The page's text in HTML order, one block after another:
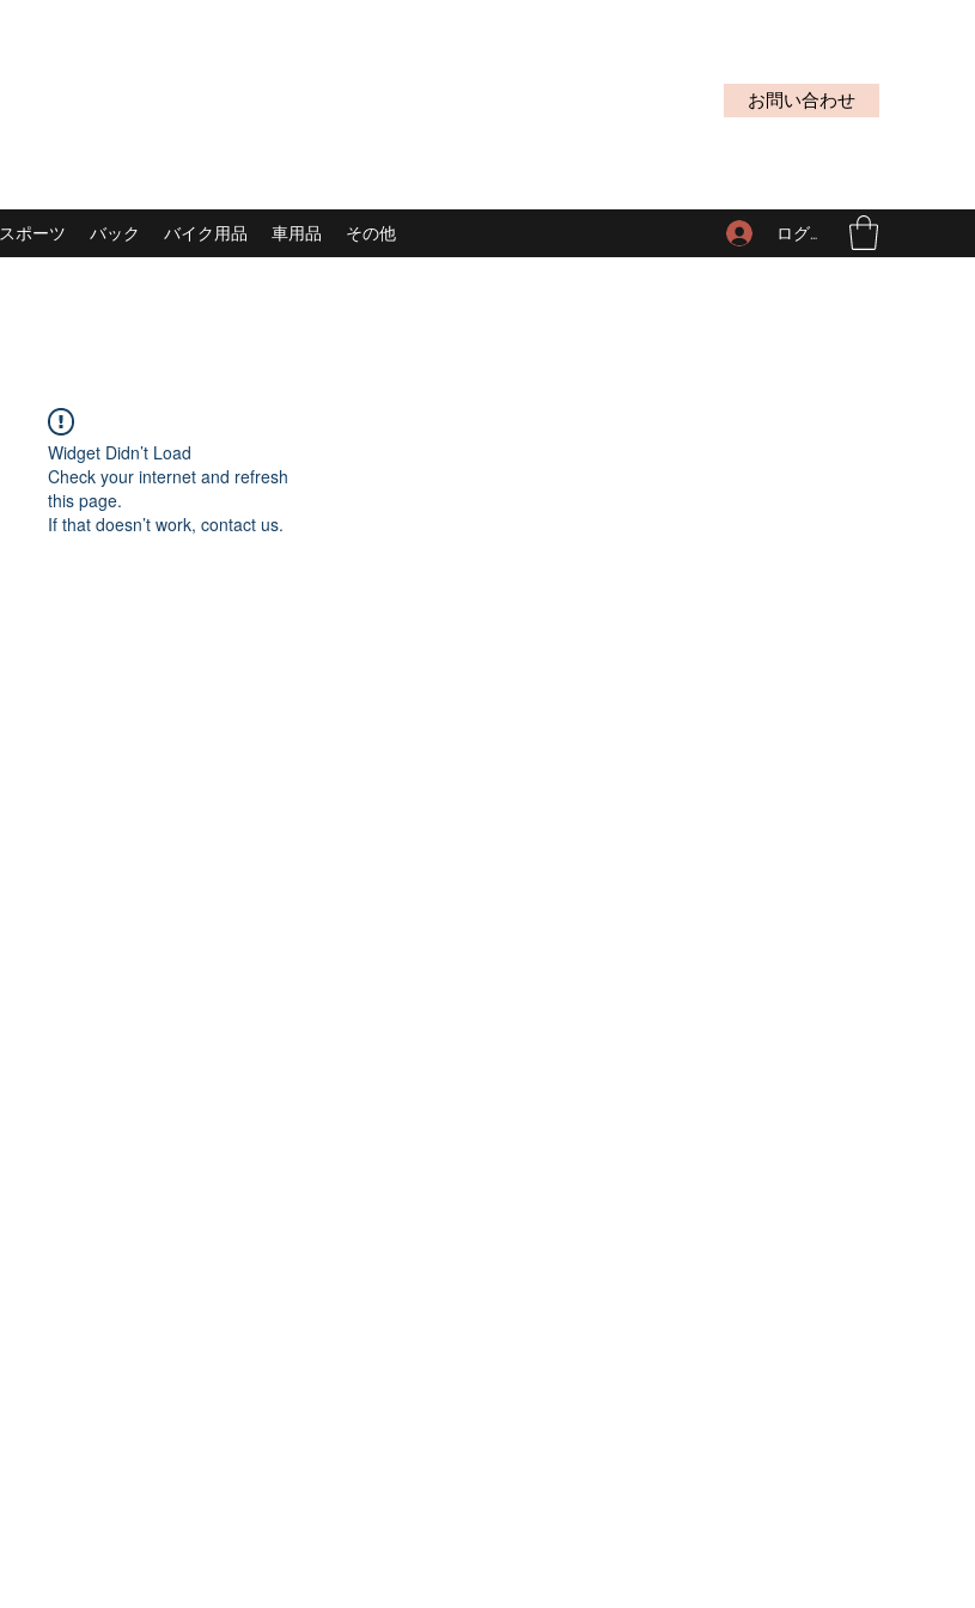
お問い合わせ
スポーツ バック バイク用品 車用品 その他 ログイン
Widget Didn’t Load
Check your internet and refresh
this page.
If that doesn’t work, contact us.